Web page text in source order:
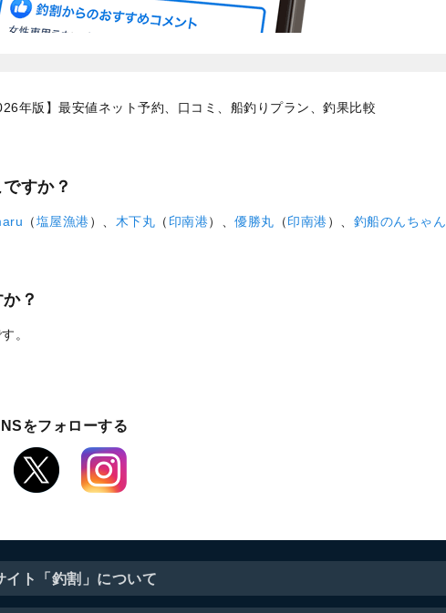
年版】最安値ネット予約、口コミ、船釣りプラン、釣果比較
すか？
（塩屋漁港）、 木下丸 （ 印南港）、 優勝丸 （印南港）、 釣船のんちゃん
？
。
をフォローする
イト「釣割」について